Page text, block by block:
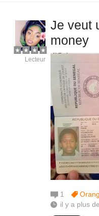
Je veut
money
Lecteur
1
il y a plus